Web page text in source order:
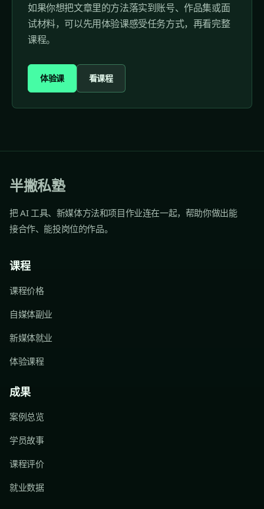
如果你想把文章里的方法落实到账号、作品集或面
试材料，可以先用体验课感受任务方式，再看完整
课程。
体验课 看课程
半撇私塾
把 AI 工具、新媒体方法和项目作业连在一起，帮助你做出能
接合作、能投岗位的作品。
课程
课程价格
自媒体副业
新媒体就业
体验课程
成果
案例总览
学员故事
课程评价
就业数据